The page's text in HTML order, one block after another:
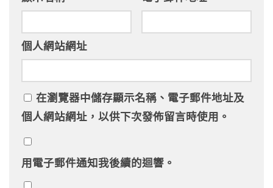
個人網站網址
在瀏覽器中儲存顯示名稱、電子郵件地址及
個人網站網址，以供下次發佈留言時使用。
用電子郵件通知我後續的迴響。